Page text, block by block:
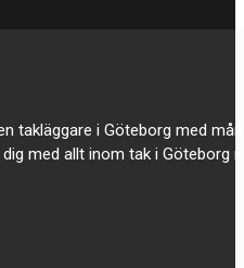
takläggare i Göteborg med
med allt inom tak i Göteborg